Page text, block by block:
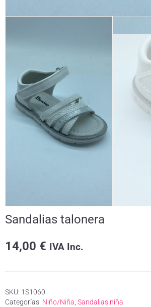
Sandalias talonera
14,00 € IVA Inc.
SKU: 1S1060
Categorías: Niño/Niña, Sandalias niña